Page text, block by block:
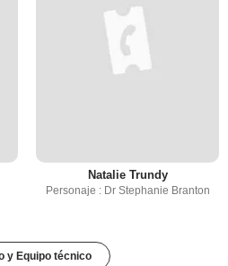
Natalie Trundy
Personaje : Dr Stephanie Branton
y Equipo técnico